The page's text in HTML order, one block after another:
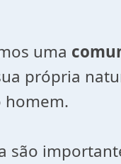
uma
própria
homem.
são